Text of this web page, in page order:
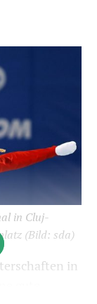
in Cluj-
(Bild: sda)
in